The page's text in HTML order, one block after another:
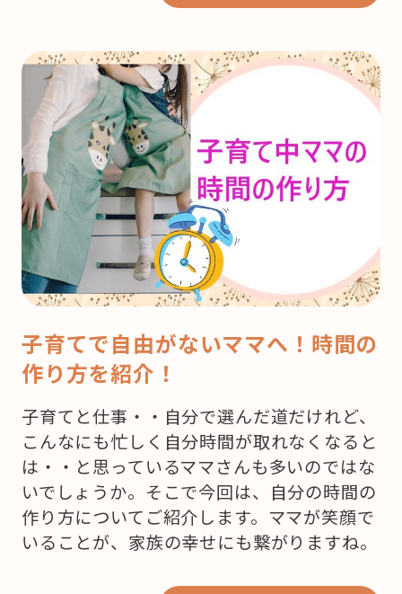
子育てで自由がないママへ！時間の
作り方を紹介！
子育てと仕事・・自分で選んだ道だけれど、
こんなにも忙しく自分時間が取れなくなると
は・・と思っているママさんも多いのではな
いでしょうか。そこで今回は、自分の時間の
作り方についてご紹介します。ママが笑顔で
いることが、家族の幸せにも繋がりますね。